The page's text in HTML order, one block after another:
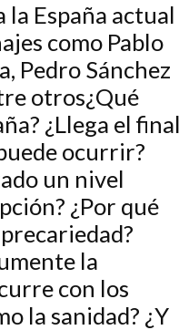
la España actual
como Pablo
Pedro Sánchez
otros¿Qué
¿Llega el final
ocurrir?
un nivel
¿Por qué
la
con los
la sanidad? ¿Y